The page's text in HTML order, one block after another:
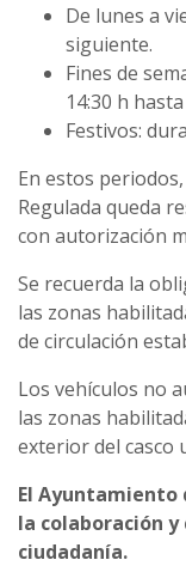
De lunes a
siguiente.
Fines de
14:30 h
Festivos:
En estos
Regulada queda
con autorización
Se recuerda la
las zonas
de circulación
Los vehículos no
las zonas
exterior del casco
El Ayuntamiento
la colaboración
ciudadanía.